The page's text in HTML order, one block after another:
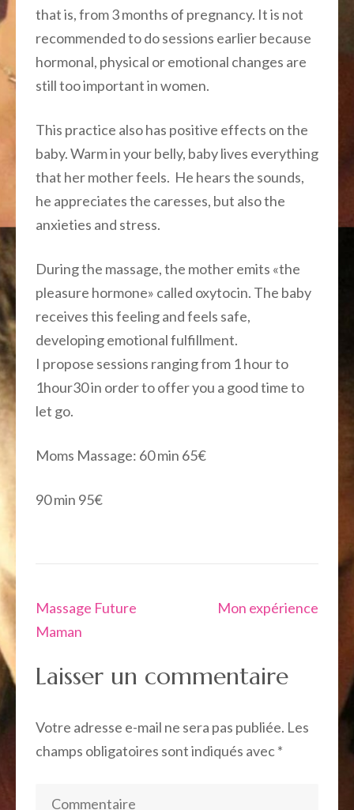
that is, from 3 months of pregnancy. It is not
recommended to do sessions earlier because
hormonal, physical or emotional changes are
still too important in women.
This practice also has positive effects on the
baby. Warm in your belly, baby lives everything
that her mother feels. He hears the sounds,
he appreciates the caresses, but also the
anxieties and stress.
During the massage, the mother emits «the
pleasure hormone» called oxytocin. The baby
receives this feeling and feels safe,
developing emotional fulfillment.
I propose sessions ranging from 1 hour to
1hour30 in order to offer you a good time to
let go.
Moms Massage: 60 min 65€
90 min 95€
Navigation
de
Massage Future
Maman
Mon expérience
Laisser un commentaire
Votre adresse e-mail ne sera pas publiée. Les
champs obligatoires sont indiqués avec*